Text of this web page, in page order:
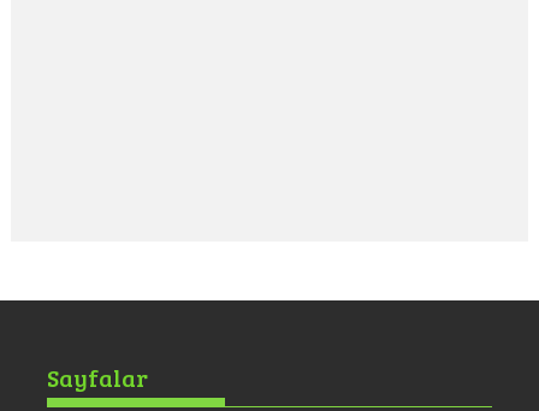
Sayfalar